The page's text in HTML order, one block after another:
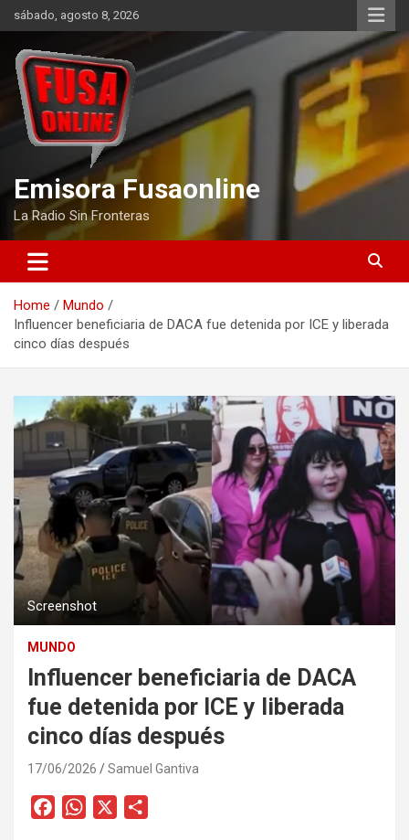
Skip
to
content
sábado, agosto 8, 2026
Emisora Fusaonline
La Radio Sin Fronteras
Home
Mundo
Influencer beneficiaria de DACA fue detenida por ICE y liberada
cinco días después
Screenshot
MUNDO
Influencer beneficiaria de DACA
fue detenida por ICE y liberada
cinco días después
17/06/2026 Samuel Gantiva
W